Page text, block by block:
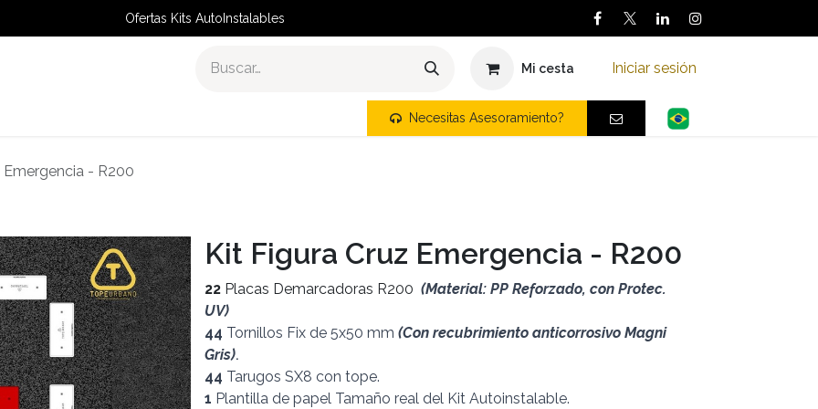
Ofertas Kits AutoInstalables
Mi cesta Iniciar sesión
Necesitas Asesoramiento?
Emergencia - R200
Kit Figura Cruz Emergencia - R200
22 Placas Demarcadoras R200 (Material: PP Reforzado, con Protec.
UV)
44 Tornillos Fix de 5x50 mm (Con recubrimiento anticorrosivo Magni
Gris).
44 Tarugos SX8 con tope.
1 Plantilla de papel Tamaño real del Kit Autoinstalable.